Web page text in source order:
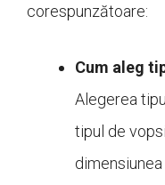
corespunzătoare:
Cum aleg
Alegerea
tipul de